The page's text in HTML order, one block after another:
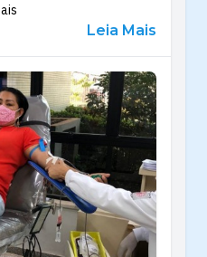
Leia Mais